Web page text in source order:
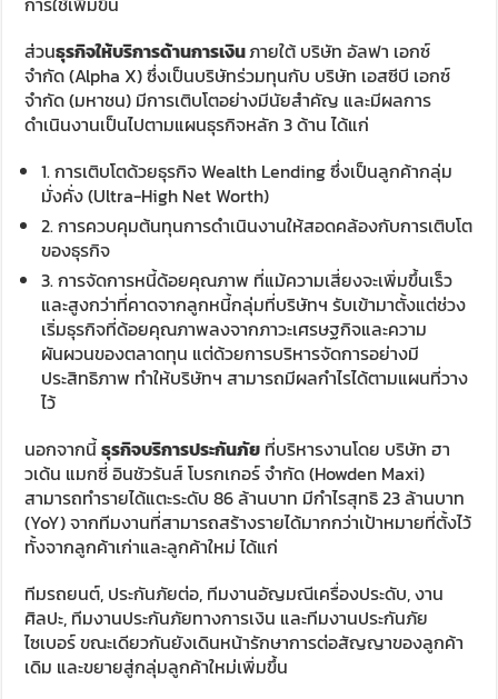
ส่วนธุรกิจให้บริการด้านการเงินภายใต้ บริษัท อัลฟา เอกซ์
จำกัด (Alpha X) ซึ่งเป็นบริษัทร่วมทุนกับ บริษัท เอสซีบี เอกซ์
จำกัด (มหาชน) มีการเติบโตอย่างมีนัยสำคัญ และมีผลการ
ดำเนินงานเป็นไปตามแผนธุรกิจหลัก 3 ด้าน ได้แก่
1. การเติบโตด้วยธุรกิจ Wealth Lending ซึ่งเป็นลูกค้ากลุ่ม
มั่งคั่ง (Ultra-High Net Worth)
2. การควบคุมต้นทุนการดำเนินงานให้สอดคล้องกับการเติบโต
ของธุรกิจ
3. การจัดการหนี้ด้อยคุณภาพ ที่แม้ความเสี่ยงจะเพิ่มขึ้นเร็ว
และสูงกว่าที่คาดจากลูกหนี้กลุ่มที่บริษัทฯ รับเข้ามาตั้งแต่ช่วง
เริ่มธุรกิจที่ด้อยคุณภาพลงจากภาวะเศรษฐกิจและความ
ผันผวนของตลาดทุน แต่ด้วยการบริหารจัดการอย่างมี
ประสิทธิภาพ ทำให้บริษัทฯ สามารถมีผลกำไรได้ตามแผนที่วาง
ไว้
นอกจากนี้ธุรกิจบริการประกันภัย ที่บริหารงานโดย บริษัท ฮา
วเด้น แมกซี่ อินชัวรันส์ โบรกเกอร์ จำกัด (Howden Maxi)
สามารถทำรายได้แตะระดับ 86 ล้านบาท มีกำไรสุทธิ 23 ล้านบาท
(YoY) จากทีมงานที่สามารถสร้างรายได้มากกว่าเป้าหมายที่ตั้งไว้
ทั้งจากลูกค้าเก่าและลูกค้าใหม่ ได้แก่
ทีมรถยนต์, ประกันภัยต่อ, ทีมงานอัญมณีเครื่องประดับ, งาน
ศิลปะ, ทีมงานประกันภัยทางการเงิน และทีมงานประกันภัย
ไซเบอร์ ขณะเดียวกันยังเดินหน้ารักษาการต่อสัญญาของลูกค้า
เดิม และขยายสู่กลุ่มลูกค้าใหม่เพิ่มขึ้น